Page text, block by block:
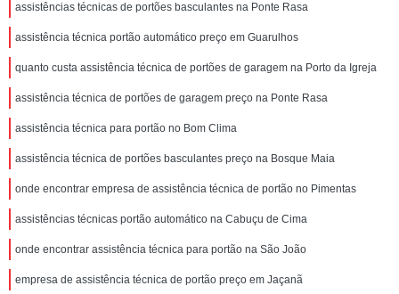
assistências técnicas de portões basculantes na Ponte Rasa
assistência técnica portão automático preço em Guarulhos
quanto custa assistência técnica de portões de garagem na Porto da Igreja
assistência técnica de portões de garagem preço na Ponte Rasa
assistência técnica para portão no Bom Clima
assistência técnica de portões basculantes preço na Bosque Maia
onde encontrar empresa de assistência técnica de portão no Pimentas
assistências técnicas portão automático na Cabuçu de Cima
onde encontrar assistência técnica para portão na São João
empresa de assistência técnica de portão preço em Jaçanã